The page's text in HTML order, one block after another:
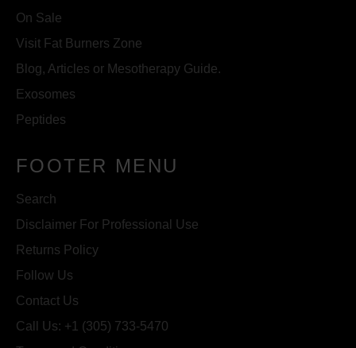
On Sale
Visit Fat Burners Zone
Blog, Articles or Mesotherapy Guide.
Exosomes
Peptides
FOOTER MENU
Search
Disclaimer For Professional Use
Returns Policy
Follow Us
Contact Us
Call Us: +1 (305) 733-5470